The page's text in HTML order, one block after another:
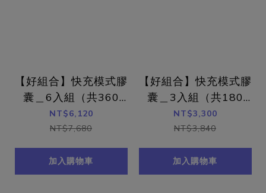
【好組合】快充模式膠
囊＿6入組（共360
顆）
NT$6,120
NT$7,680
加入購物車
【好組合】快充模式膠
囊＿3入組（共180
顆）
NT$3,300
NT$3,840
加入購物車